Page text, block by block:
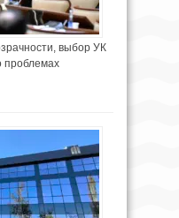
выбор УК
проблемах